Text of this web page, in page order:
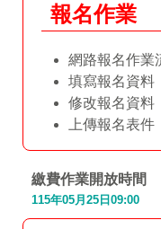
報名作業
網路報名作業
填寫報名資料
修改報名資料
上傳報名表件
繳費作業開放時間
115年05月25日09:00